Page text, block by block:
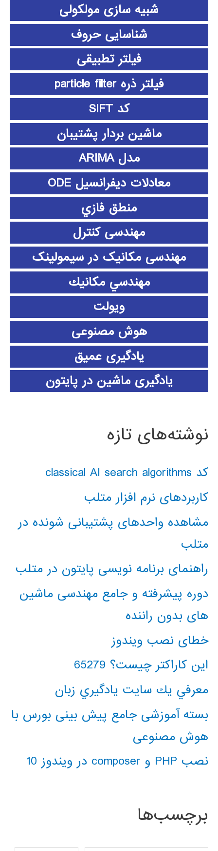
شبیه سازی مولکولی
شناسایی حروف
فیلتر تطبیقی
فیلتر ذره particle filter
کد SIFT
ماشین بردار پشتیبان
مدل ARIMA
معادلات دیفرانسیل ODE
منطق فازي
مهندسی کنترل
مهندسی مکانیک در سیمولینک
مهندسي مكانيك
ویولت
هوش مصنوعی
یادگیری عمیق
یادگیری ماشین در پایتون
نوشته‌های تازه
کد classical AI search algorithms
کاربردهای نرم افزار متلب
مشاهده واحدهای پشتیبانی شونده در
متلب
راهنمای برنامه نویسی پایتون در متلب
دوره پیشرفته و جامع مهندسی ماشین
های بدون راننده
خطای نصب ویندوز
این کاراکتر چیست؟ 65279
معرفي يك سايت يادگيري زبان
بسته آموزشی جامع پیش بینی بورس با
هوش مصنوعی
نصب PHP و composer در ویندوز 10
برچسب‌ها